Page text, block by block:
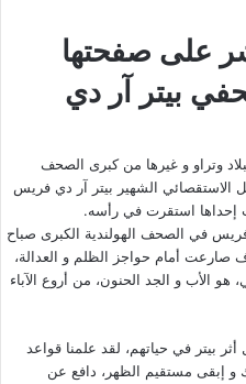
على صفحتها
بيتر آر دي
وتراو و غيرها من كبرى الصحف
الاستقصائي الشهير بيتر آر دي فريس
إحداها استقرت في رأسه.
فريس في الصحف الهولندية الكبرى صباح
صارعت أمام حواجز الظلم و العدالة،
الأب و الجد الحنون، من أروع الآباء
بيتر في حياتهم، لقد علمنا قواعد
و إبقى مستقيم الظهر، دافع عن